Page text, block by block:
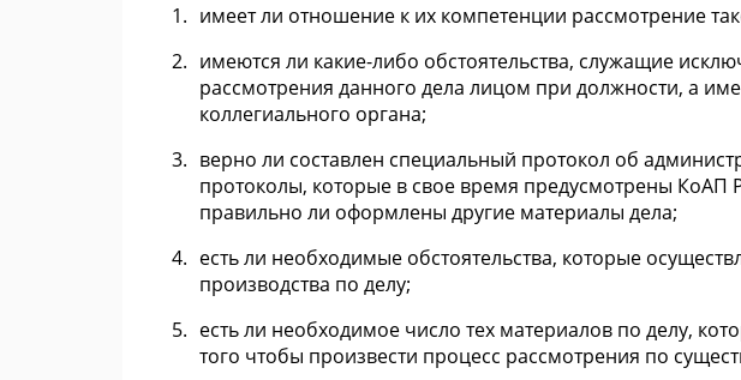
имеет ли отношение к их компетенции рассмотрение
имеются ли какие-либо обстоятельства, служащие
рассмотрения данного дела лицом при должности, а
коллегиального органа;
верно ли составлен специальный протокол об
протоколы, которые в свое время предусмотрены КоАП
правильно ли оформлены другие материалы дела;
есть ли необходимые обстоятельства, которые
производства по делу;
есть ли необходимое число тех материалов по делу,
того чтобы произвести процесс рассмотрения по